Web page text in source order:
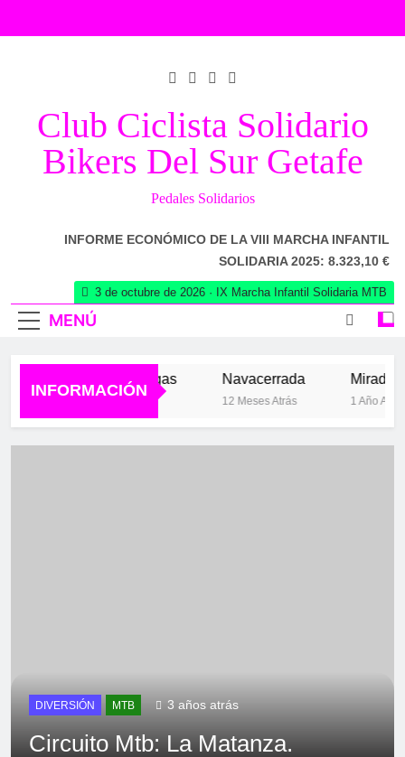
Club Ciclista Solidario
Bikers Del Sur Getafe
Pedales Solidarios
INFORME ECONÓMICO DE LA VIII MARCHA INFANTIL
SOLIDARIA 2025: 8.323,10 €
MENÚ
3 de octubre de 2026 · IX Marcha Infantil Solidaria MTB
INFORMACIÓN
Los 102 de las Vegas Navacerrada
12 Meses Atrás
Mirador de
1 Año Atrás
DIVERSIÓN MTB 3 años atrás
Circuito Mtb: La Matanza.